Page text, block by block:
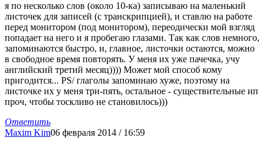
я по несколько слов (около 10-ка) записываю на маленький
листочек для записей (с транскрипцией), и ставлю на работе
перед монитором (под монитором), переодически мой взгляд
попадает на него и я пробегаю глазами. Так как слов немного,
запоминаются быстро, и, главное, листочки остаются, можно
в свободное время повторять. У меня их уже пачечка, учу
английский третий месяц)))) Может мой способ кому
пригодится... PS/ глаголы запоминаю хуже, поэтому на
листочке их у меня три-пять, остальное - существительные ип
проч, чтобы тоскливо не становилось)))
Ответить
Maxim Kim06 февраля 2014 / 16:59